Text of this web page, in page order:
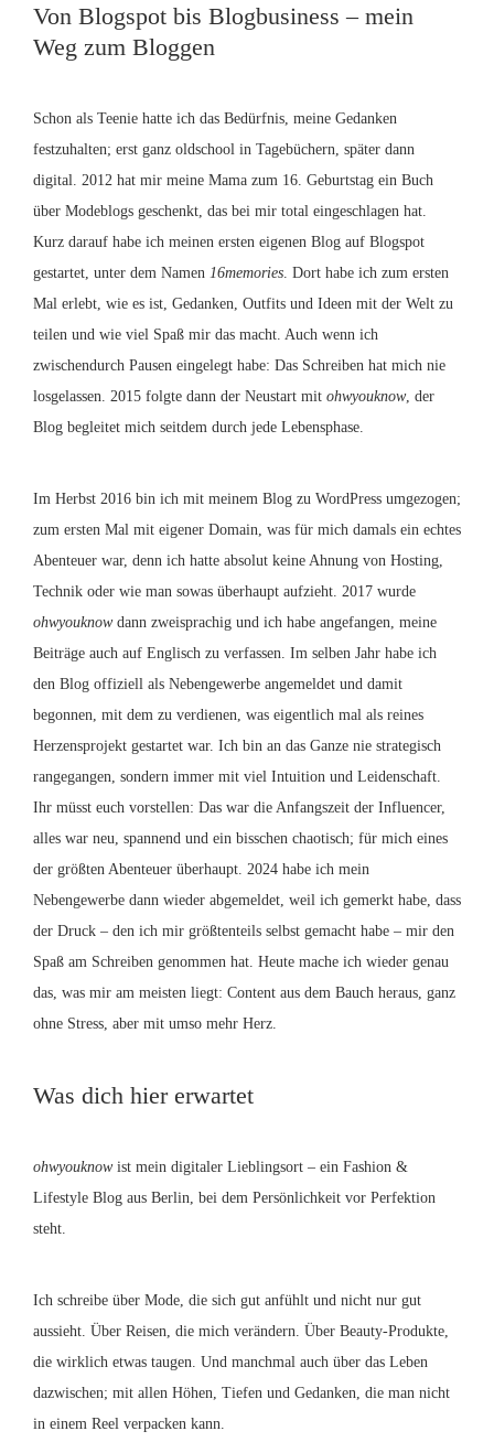
Von Blogspot bis Blogbusiness – mein
Weg zum Bloggen
Schon als Teenie hatte ich das Bedürfnis, meine Gedanken
festzuhalten; erst ganz oldschool in Tagebüchern, später dann
digital. 2012 hat mir meine Mama zum 16. Geburtstag ein Buch
über Modeblogs geschenkt, das bei mir total eingeschlagen hat.
Kurz darauf habe ich meinen ersten eigenen Blog auf Blogspot
gestartet, unter dem Namen 16memories . Dort habe ich zum ersten
Mal erlebt, wie es ist, Gedanken, Outfits und Ideen mit der Welt zu
teilen und wie viel Spaß mir das macht. Auch wenn ich
zwischendurch Pausen eingelegt habe: Das Schreiben hat mich nie
losgelassen. 2015 folgte dann der Neustart mit ohwyouknow, der
Blog begleitet mich seitdem durch jede Lebensphase.
Im Herbst 2016 bin ich mit meinem Blog zu WordPress umgezogen;
zum ersten Mal mit eigener Domain, was für mich damals ein echtes
Abenteuer war, denn ich hatte absolut keine Ahnung von Hosting,
Technik oder wie man sowas überhaupt aufzieht. 2017 wurde
ohwyouknowdann zweisprachig und ich habe angefangen, meine
Beiträge auch auf Englisch zu verfassen. Im selben Jahr habe ich
den Blog offiziell als Nebengewerbe angemeldet und damit
begonnen, mit dem zu verdienen, was eigentlich mal als reines
Herzensprojekt gestartet war. Ich bin an das Ganze nie strategisch
rangegangen, sondern immer mit viel Intuition und Leidenschaft.
Ihr müsst euch vorstellen: Das war die Anfangszeit der Influencer,
alles war neu, spannend und ein bisschen chaotisch; für mich eines
der größten Abenteuer überhaupt. 2024 habe ich mein
Nebengewerbe dann wieder abgemeldet, weil ich gemerkt habe, dass
der Druck – den ich mir größtenteils selbst gemacht habe – mir den
Spaß am Schreiben genommen hat. Heute mache ich wieder genau
das, was mir am meisten liegt: Content aus dem Bauch heraus, ganz
ohne Stress, aber mit umso mehr Herz.
Was dich hier erwartet
ohwyouknowist mein digitaler Lieblingsort – ein Fashion &
Lifestyle Blog aus Berlin, bei dem Persönlichkeit vor Perfektion
steht.
Ich schreibe über Mode, die sich gut anfühlt und nicht nur gut
aussieht. Über Reisen, die mich verändern. Über Beauty-Produkte,
die wirklich etwas taugen. Und manchmal auch über das Leben
dazwischen; mit allen Höhen, Tiefen und Gedanken, die man nicht
in einem Reel verpacken kann.